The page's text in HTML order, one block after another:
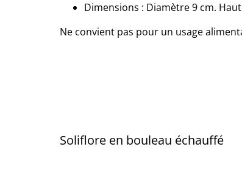
Dimensions : Diamètre 9 cm.
Ne convient pas pour un usage
Soliflore en bouleau échauffé